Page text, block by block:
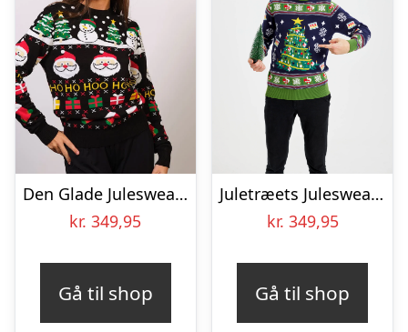
Den Glade Julesweater – dame / kvinder.
kr. 349,95
Gå til shop
Juletræets Julesweater – herre / mænd.
kr. 349,95
Gå til shop